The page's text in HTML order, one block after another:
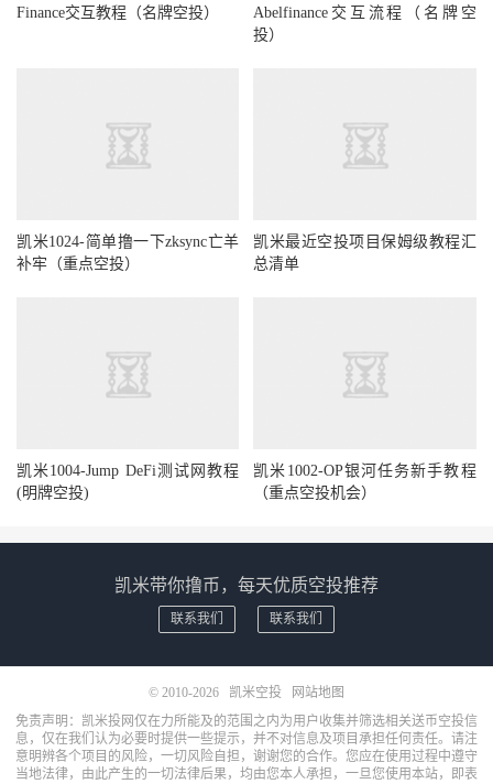
Finance交互教程（名牌空投）
Abelfinance交互流程（名牌空
投）
凯米1024-简单撸一下zksync亡羊
补牢（重点空投）
凯米最近空投项目保姆级教程汇
总清单
凯米1004-Jump DeFi测试网教程
(明牌空投)
凯米1002-OP银河任务新手教程
（重点空投机会）
凯米带你撸币，每天优质空投推荐
联系我们 联系我们
© 2010-2026 凯米空投
网站地图
免责声明：凯米投网仅在力所能及的范围之内为用户收集并筛选相关送币空投信
息，仅在我们认为必要时提供一些提示，并不对信息及项目承担任何责任。请注
意明辨各个项目的风险，一切风险自担，谢谢您的合作。您应在使用过程中遵守
当地法律，由此产生的一切法律后果，均由您本人承担，一旦您使用本站，即表